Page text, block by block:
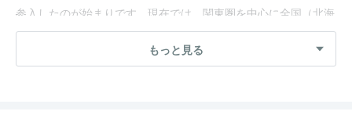
参入したのが始まりです。現在では、関東圏を中心に全国（北海
道・福島・群馬・栃木・長野・千葉・神奈川・静岡・滋賀）に49
館の温泉ホテルを展開しています。
もっと見る